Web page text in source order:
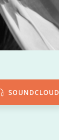
SOUNDCLOUD